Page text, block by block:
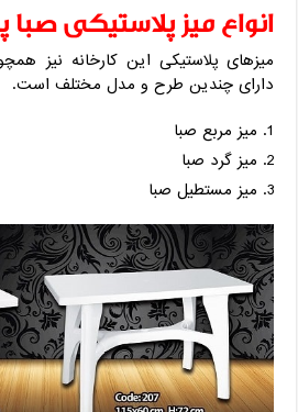
انواع میز پلاستیکی
میزهای پلاستیکی این کارخانه نیز
دارای چندین طرح و مدل مختلف است.
میز مربع صبا
میز گرد صبا
میز مستطیل صبا